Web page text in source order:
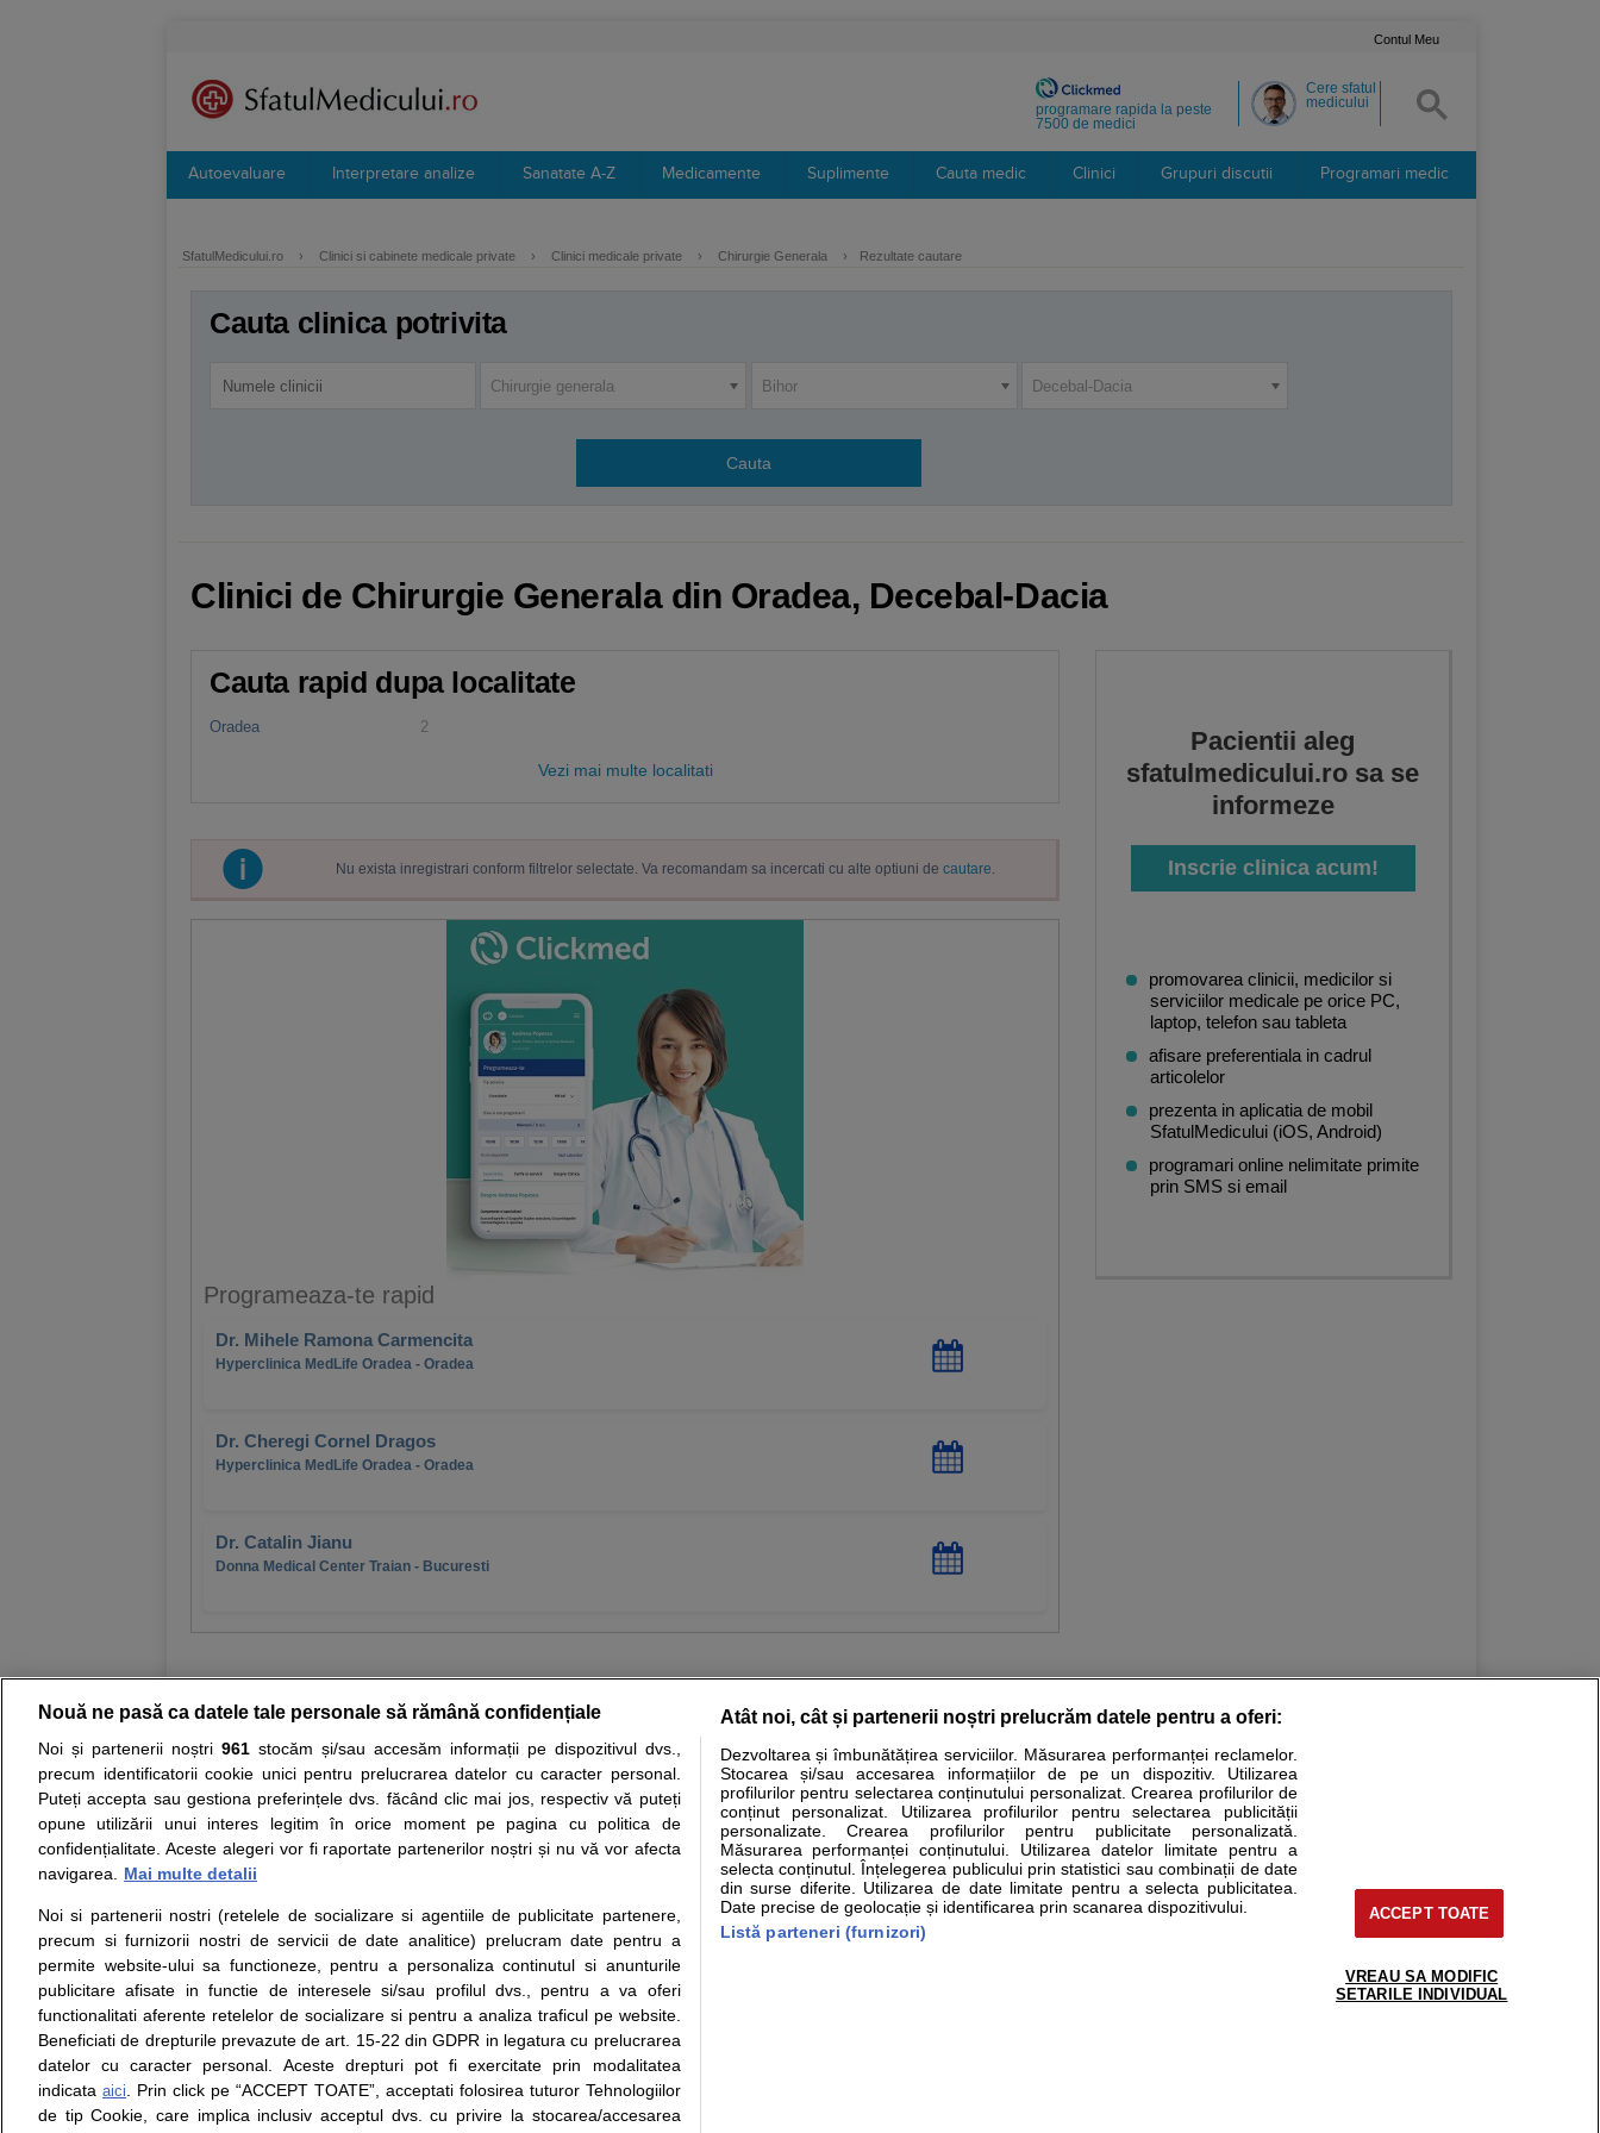
Contul Meu
Cere sfatul
medicului
programare rapida la peste
7500 de medici
Autoevaluare Interpretare analize Sanatate A-Z Medicamente Suplimente Cauta medic Clinici Grupuri discutii Programari medic
SfatulMedicului.ro › Clinici si cabinete medicale private › Clinici medicale private › Chirurgie Generala › Rezultate cautare
Cauta clinica potrivita
Chirurgie generala Bihor Decebal-Dacia
Clinici de Chirurgie Generala din Oradea, Decebal-Dacia
Cauta rapid dupa localitate
Oradea 2
Vezi mai multe localitati
Nu exista inregistrari conform filtrelor selectate. Va recomandam sa incercati cu alte optiuni de cautare.
Programeaza-te rapid
Dr. Mihele Ramona Carmencita
Hyperclinica MedLife Oradea - Oradea
Dr. Cheregi Cornel Dragos
Hyperclinica MedLife Oradea - Oradea
Dr. Catalin Jianu
Donna Medical Center Traian - Bucuresti
Pacientii aleg
sfatulmedicului.ro sa se
informeze
Inscrie clinica acum!
promovarea clinicii, medicilor si
serviciilor medicale pe orice PC,
laptop, telefon sau tableta
afisare preferentiala in cadrul
articolelor
prezenta in aplicatia de mobil
SfatulMedicului (iOS, Android)
programari online nelimitate primite
prin SMS si email
Resurse: Autoevaluare simptome Interpretare analize Specialitati medicale Boli si afectiuni Calculatoare Stiri medicale
Opiniile avizate ale medicilor, sfaturile si orice alte informatii despre sanatate disponibile pe sfatulmedicului.ro au scop informativ si educational. Ele nu pot substitui consultul medical direct si
nici diagnosticul stabilit in urma investigatiilor si analizelor medicale. Va sfatuim, ca pe langa informatia primita pe sfatulmedicului.ro sa consultati fie medicul Dvs., fie unul dintre medicii pe care
ii punem la dispozitie pentru programare in sistemul de programari la medic Clickmed.
Despre noi
Despre noi
Contact
Intrebari frecvente
Consultanti
medicali
Legal
Termeni si conditii
Politica de
confidentialitate
Politica de cookie
Modifica Setarile Cookie
Drepturile consumatorului
Protectia consumatorilor - ANPC
Solutionarea Alternativa a
Litigiilor
Info consumator: 0800.080.999
Formulare europene - CNAS
Ministerul Sanatatii - ANMDM
Parteneri
support@sfatulmedicului.ro
© Copyright © 2005 - 2026
Nouă ne pasă ca datele tale personale să rămână confidențiale
Noi și partenerii noștri 961stocăm și/sau accesăm informații pe dispozitivul dvs.,
precum identificatorii cookie unici pentru prelucrarea datelor cu caracter personal.
Puteți accepta sau gestiona preferințele dvs. făcând clic mai jos, respectiv vă puteți
opune utilizării unui interes legitim în orice moment pe pagina cu politica de
confidențialitate. Aceste alegeri vor fi raportate partenerilor noștri și nu vă vor afecta
navigarea.
Mai multe detalii
Noi si partenerii nostri (retelele de socializare si agentiile de publicitate partenere,
precum si furnizorii nostri de servicii de date analitice) prelucram date pentru a
permite website-ului sa functioneze, pentru a personaliza continutul si anunturile
publicitare afisate in functie de interesele si/sau profilul dvs., pentru a va oferi
functionalitati aferente retelelor de socializare si pentru a analiza traficul pe website.
Beneficiati de drepturile prevazute de art. 15-22 din GDPR in legatura cu prelucrarea
datelor cu caracter personal. Aceste drepturi pot fi exercitate prin modalitatea
indicata aici. Prin click pe “ACCEPT TOATE”, acceptati folosirea tuturor Tehnologiilor
de tip Cookie, care implica inclusiv acceptul dvs. cu privire la stocarea/accesarea
Atât noi, cât și partenerii noștri prelucrăm datele pentru a oferi:
Dezvoltarea și îmbunătățirea serviciilor. Măsurarea performanței reclamelor.
Stocarea și/sau accesarea informațiilor de pe un dispozitiv. Utilizarea
profilurilor pentru selectarea conținutului personalizat. Crearea profilurilor de
conținut personalizat. Utilizarea profilurilor pentru selectarea publicității
personalizate. Crearea profilurilor pentru publicitate personalizată.
Măsurarea performanței conținutului. Utilizarea datelor limitate pentru a
selecta conținutul. Înțelegerea publicului prin statistici sau combinații de date
din surse diferite. Utilizarea de date limitate pentru a selecta publicitatea.
Date precise de geolocație și identificarea prin scanarea dispozitivului.
Listă parteneri (furnizori)
ACCEPT TOATE
VREAU SA MODIFIC
SETARILE INDIVIDUAL